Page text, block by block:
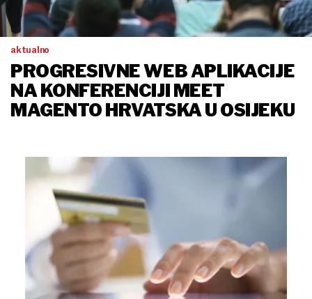
aktualno
PROGRESIVNE WEB APLIKACIJE
NA KONFERENCIJI MEET
MAGENTO HRVATSKA U OSIJEKU